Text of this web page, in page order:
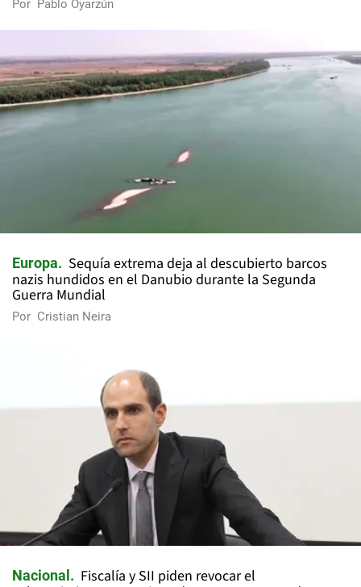
Por Pablo Oyarzún
Europa
Sequía extrema deja al descubierto barcos
nazis hundidos en el Danubio durante la Segunda
Guerra Mundial
Por Cristian Neira
Nacional
Fiscalía y SII piden revocar el